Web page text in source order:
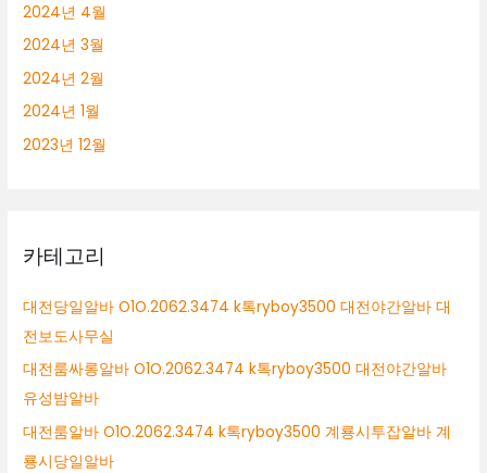
2024년 4월
2024년 3월
2024년 2월
2024년 1월
2023년 12월
카테고리
대전당일알바 O1O.2062.3474 k톡ryboy3500 대전야간알바 대
전보도사무실
대전룸싸롱알바 O1O.2062.3474 k톡ryboy3500 대전야간알바
유성밤알바
대전룸알바 O1O.2062.3474 k톡ryboy3500 계룡시투잡알바 계
룡시당일알바